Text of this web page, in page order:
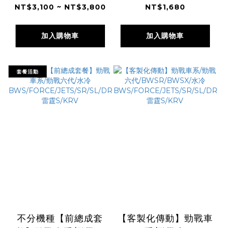
JETS/SR/SL/DRG/MMBCU/
NT$3,100 ~ NT$3,800
加入購物車
JETS/SR/SL/SMAX/
NT$1,680
加入購物車
套餐活動
不分機種【前總成套
【客製化傳動】勁戰車